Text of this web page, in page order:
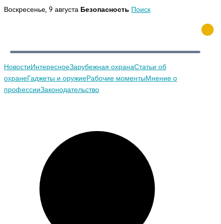
Перейти
Воскресенье, 9 августа Безопасность Поиск
НовостиИнтересноеЗарубежная охранаСтатьи об
охранеГаджеты и оружиеРабочие моментыМнение о
профессииЗаконодательство